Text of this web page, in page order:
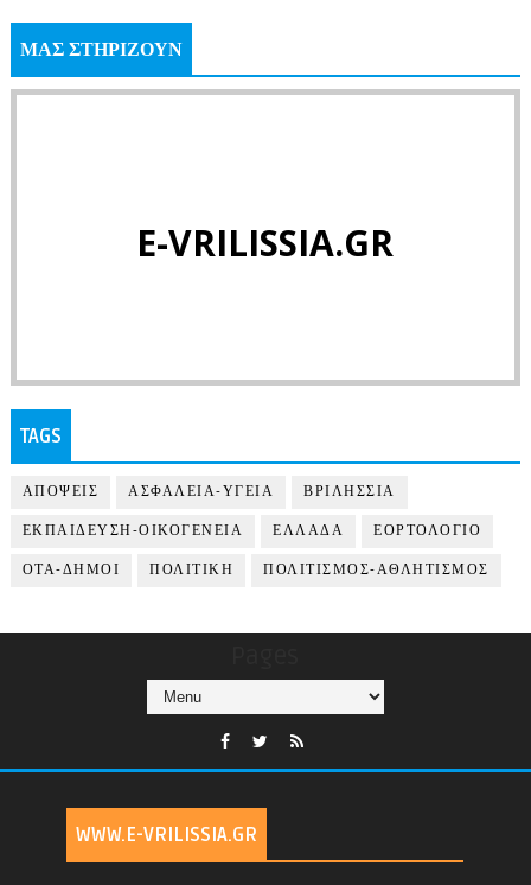
ΜΑΣ ΣΤΗΡΙΖΟΥΝ
E-VRILISSIA.GR
TAGS
ΑΠΟΨΕΙΣ ΑΣΦΑΛΕΙΑ-ΥΓΕΙΑ ΒΡΙΛΗΣΣΙΑ
ΕΚΠΑΙΔΕΥΣΗ-ΟΙΚΟΓΕΝΕΙΑ ΕΛΛΑΔΑ ΕΟΡΤΟΛΟΓΙΟ
ΟΤΑ-ΔΗΜΟΙ ΠΟΛΙΤΙΚΗ ΠΟΛΙΤΙΣΜΟΣ-ΑΘΛΗΤΙΣΜΟΣ
WWW.E-VRILISSIA.GR